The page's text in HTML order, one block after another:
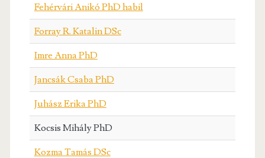
Fehérvári Anikó PhD habil
Forray R. Katalin DSc
Imre Anna PhD
Jancsák Csaba PhD
Juhász Erika PhD
Kocsis Mihály PhD
Kozma Tamás DSc